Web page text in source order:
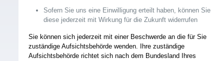
Sofern Sie uns eine Einwilligung erteilt haben, können Sie
diese jederzeit mit Wirkung für die Zukunft widerrufen
Sie können sich jederzeit mit einer Beschwerde an die für Sie
zuständige Aufsichtsbehörde wenden. Ihre zuständige
Aufsichtsbehörde richtet sich nach dem Bundesland Ihres